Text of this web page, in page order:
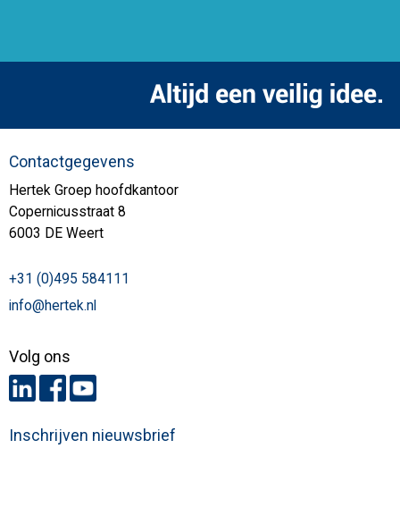
Contactgegevens
Hertek Groep hoofdkantoor
Copernicusstraat 8
6003 DE Weert
+31 (0)495 584111
info@hertek.nl
Volg ons
Inschrijven nieuwsbrief